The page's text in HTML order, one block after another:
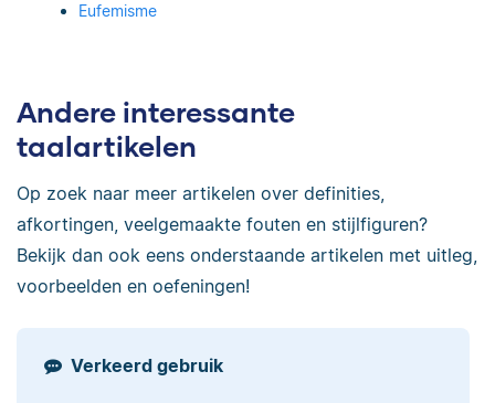
Eufemisme
Andere interessante
taalartikelen
Op zoek naar meer artikelen over definities,
afkortingen, veelgemaakte fouten en stijlfiguren?
Bekijk dan ook eens onderstaande artikelen met uitleg,
voorbeelden en oefeningen!
Verkeerd gebruik